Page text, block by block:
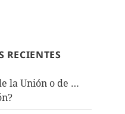
RECIENTES
la Unión o de …